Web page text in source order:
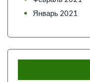
Январь 2021